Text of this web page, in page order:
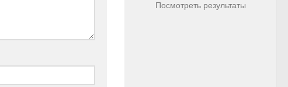
Посмотреть результаты